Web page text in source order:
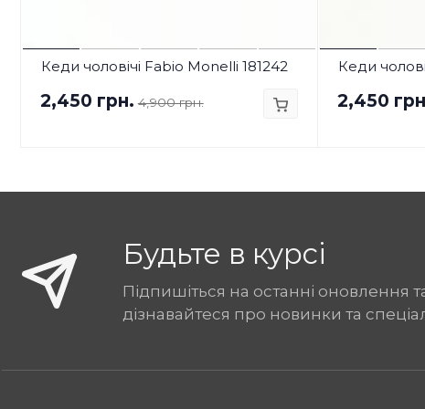
Кеди чоловічі Fabio Monelli 181242
2,450 грн. 4,900 грн.
Кеди
2,450
Будьте в курсі
Підпишіться на останні оновлення
дізнавайтеся про новинки та